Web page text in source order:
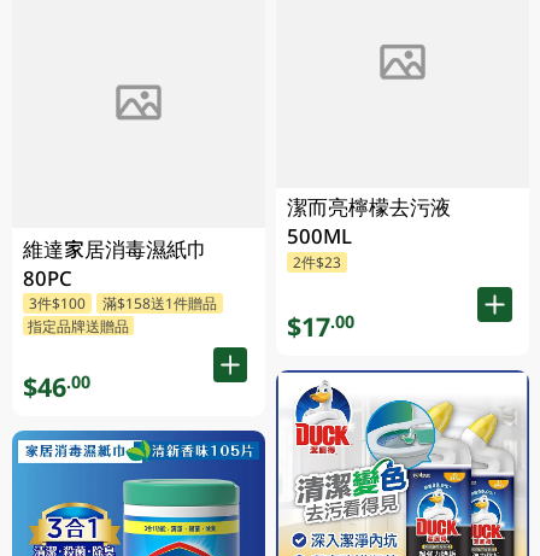
維達家居消毒濕紙巾
80PC
3件$100
滿$158送1件贈品
指定品牌送贈品
$46.00
潔而亮檸檬去污液
500ML
2件$23
$17.00